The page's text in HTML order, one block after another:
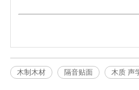
木制木材 隔音贴面 木质 声